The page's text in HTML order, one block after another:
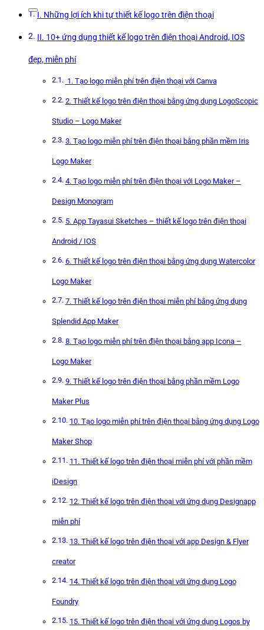
I. Những lợi ích khi tự thiết kế logo trên điện thoại
II. 10+ ứng dụng thiết kế logo trên điện thoại Android, IOS
đẹp, miễn phí
1. Tạo logo miễn phí trên điện thoại với Canva
2. Thiết kế logo trên điện thoại bằng ứng dụng LogoScopic
Studio – Logo Maker
3. Tạo logo miễn phí trên điện thoại bằng phần mềm Iris
Logo Maker
4. Tạo logo miễn phí trên điện thoại với Logo Maker –
Design Monogram
5. App Tayasui Sketches – thiết kế logo trên điện thoại
Android / IOS
6. Thiết kế logo trên điện thoại bằng ứng dụng Watercolor
Logo Maker
7. Thiết kế logo trên điện thoại miễn phí bằng ứng dụng
Splendid App Maker
8. Tạo logo miễn phí trên điện thoại bằng app Icona –
Logo Maker
9. Thiết kế logo trên điện thoại bằng phần mềm Logo
Maker Plus
10. Tạo logo miễn phí trên điện thoại bằng ứng dụng Logo
Maker Shop
11. Thiết kế logo trên điện thoại miễn phí với phần mềm
iDesign
12. Thiết kế logo trên điện thoại với ứng dụng Designapp
miễn phí
13. Thiết kế logo trên điện thoại với app Design & Flyer
creator
14. Thiết kế logo trên điện thoại với ứng dụng Logo
Foundry
15. Thiết kế logo trên điện thoại với ứng dụng Logos by